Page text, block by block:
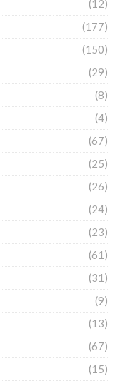
(12)
(177)
(150)
(29)
(8)
(4)
(67)
(25)
(26)
(24)
(23)
(61)
(31)
(9)
(13)
(67)
(15)